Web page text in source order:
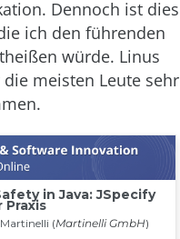
Dennoch ist dies
ich den führenden
würde. Linus
meisten Leute sehr